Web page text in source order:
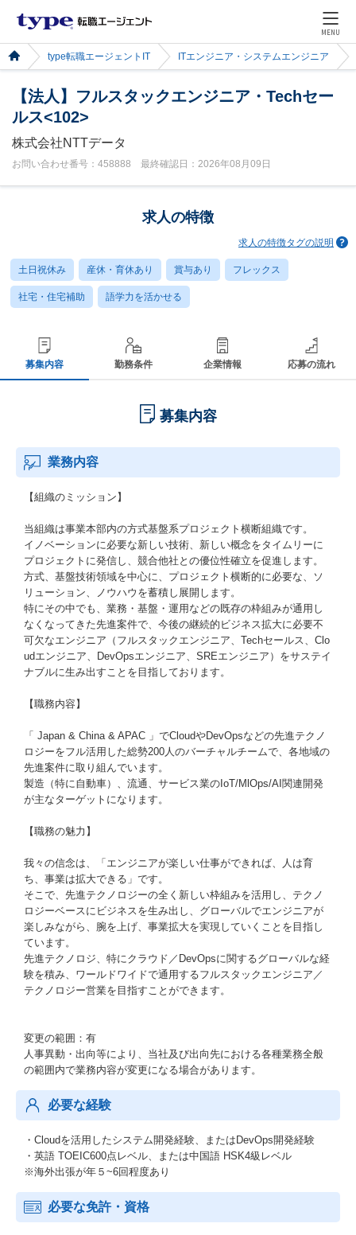
MENU
type転職エージェントIT ITエンジニア・システムエンジニア
【法人】フルスタックエンジニア・Techセー
ルス<102>
株式会社NTTデータ
お問い合わせ番号：458888 最終確認日：2026年08月09日
求人の特徴
求人の特徴タグの説明
土日祝休み 産休・育休あり 賞与あり フレックス
社宅・住宅補助 語学力を活かせる
募集内容 勤務条件 企業情報 応募の流れ
募集内容
業務内容
【組織のミッション】
当組織は事業本部内の方式基盤系プロジェクト横断組織です。
イノベーションに必要な新しい技術、新しい概念をタイムリーに
プロジェクトに発信し、競合他社との優位性確立を促進します。
方式、基盤技術領域を中心に、プロジェクト横断的に必要な、ソ
リューション、ノウハウを蓄積し展開します。
特にその中でも、業務・基盤・運用などの既存の枠組みが通用し
なくなってきた先進案件で、今後の継続的ビジネス拡大に必要不
可欠なエンジニア（フルスタックエンジニア、Techセールス、Clo
udエンジニア、DevOpsエンジニア、SREエンジニア）をサステイ
ナブルに生み出すことを目指しております。
【職務内容】
「 Japan & China & APAC 」でCloudやDevOpsなどの先進テクノ
ロジーをフル活用した総勢200人のバーチャルチームで、各地域の
先進案件に取り組んでいます。
製造（特に自動車）、流通、サービス業のIoT/MlOps/AI関連開発
が主なターゲットになります。
【職務の魅力】
我々の信念は、「エンジニアが楽しい仕事ができれば、人は育
ち、事業は拡大できる」です。
そこで、先進テクノロジーの全く新しい枠組みを活用し、テクノ
ロジーベースにビジネスを生み出し、グローバルでエンジニアが
楽しみながら、腕を上げ、事業拡大を実現していくことを目指し
ています。
先進テクノロジ、特にクラウド／DevOpsに関するグローバルな経
験を積み、ワールドワイドで通用するフルスタックエンジニア／
テクノロジー営業を目指すことができます。
変更の範囲：有
人事異動・出向等により、当社及び出向先における各種業務全般
の範囲内で業務内容が変更になる場合があります。
必要な経験
・Cloudを活用したシステム開発経験、またはDevOps開発経験
・英語 TOEIC600点レベル、または中国語 HSK4級レベル
※海外出張が年５~6回程度あり
必要な免許・資格